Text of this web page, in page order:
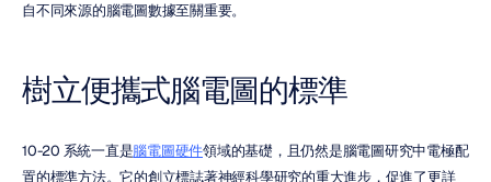
自不同來源的腦電圖數據至關重要。
樹立便攜式腦電圖的標準
10-20 系統一直是腦電圖硬件領域的基礎，且仍然是腦電圖研究中電極配
置的標準方法。它的創立標誌著神經科學研究的重大進步，促進了更詳